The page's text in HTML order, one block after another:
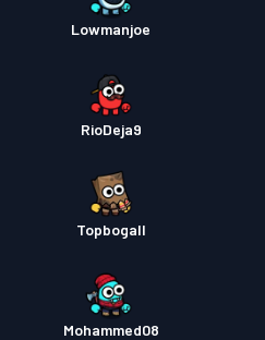
Lowmanjoe
RioDeja9
Topbogall
Mohammed08